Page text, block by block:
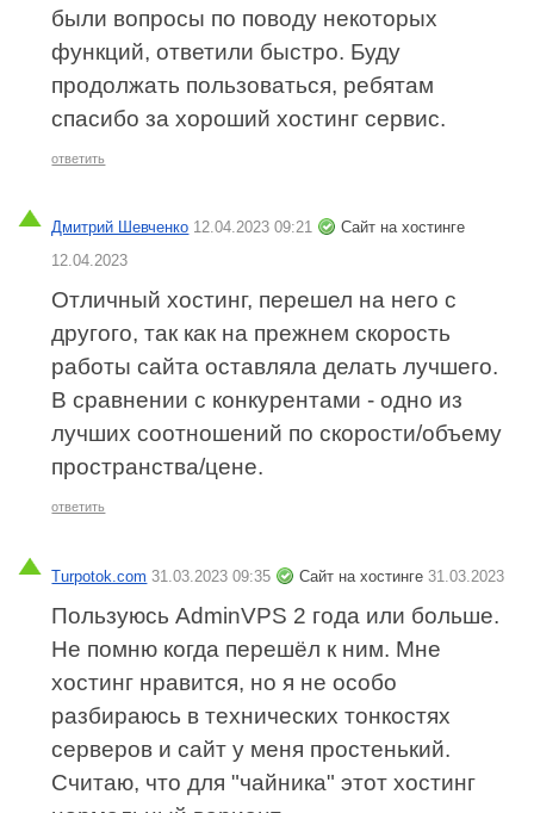
были вопросы по поводу некоторых
функций, ответили быстро. Буду
продолжать пользоваться, ребятам
спасибо за хороший хостинг сервис.
ответить
Дмитрий Шевченко 12.04.2023 09:21
Сайт на хостинге
12.04.2023
Отличный хостинг, перешел на него с
другого, так как на прежнем скорость
работы сайта оставляла делать лучшего.
В сравнении с конкурентами - одно из
лучших соотношений по скорости/объему
пространства/цене.
ответить
Turpotok.com 31.03.2023 09:35 Сайт на хостинге 31.03.2023
Пользуюсь AdminVPS 2 года или больше.
Не помню когда перешёл к ним. Мне
хостинг нравится, но я не особо
разбираюсь в технических тонкостях
серверов и сайт у меня простенький.
Считаю, что для "чайника" этот хостинг